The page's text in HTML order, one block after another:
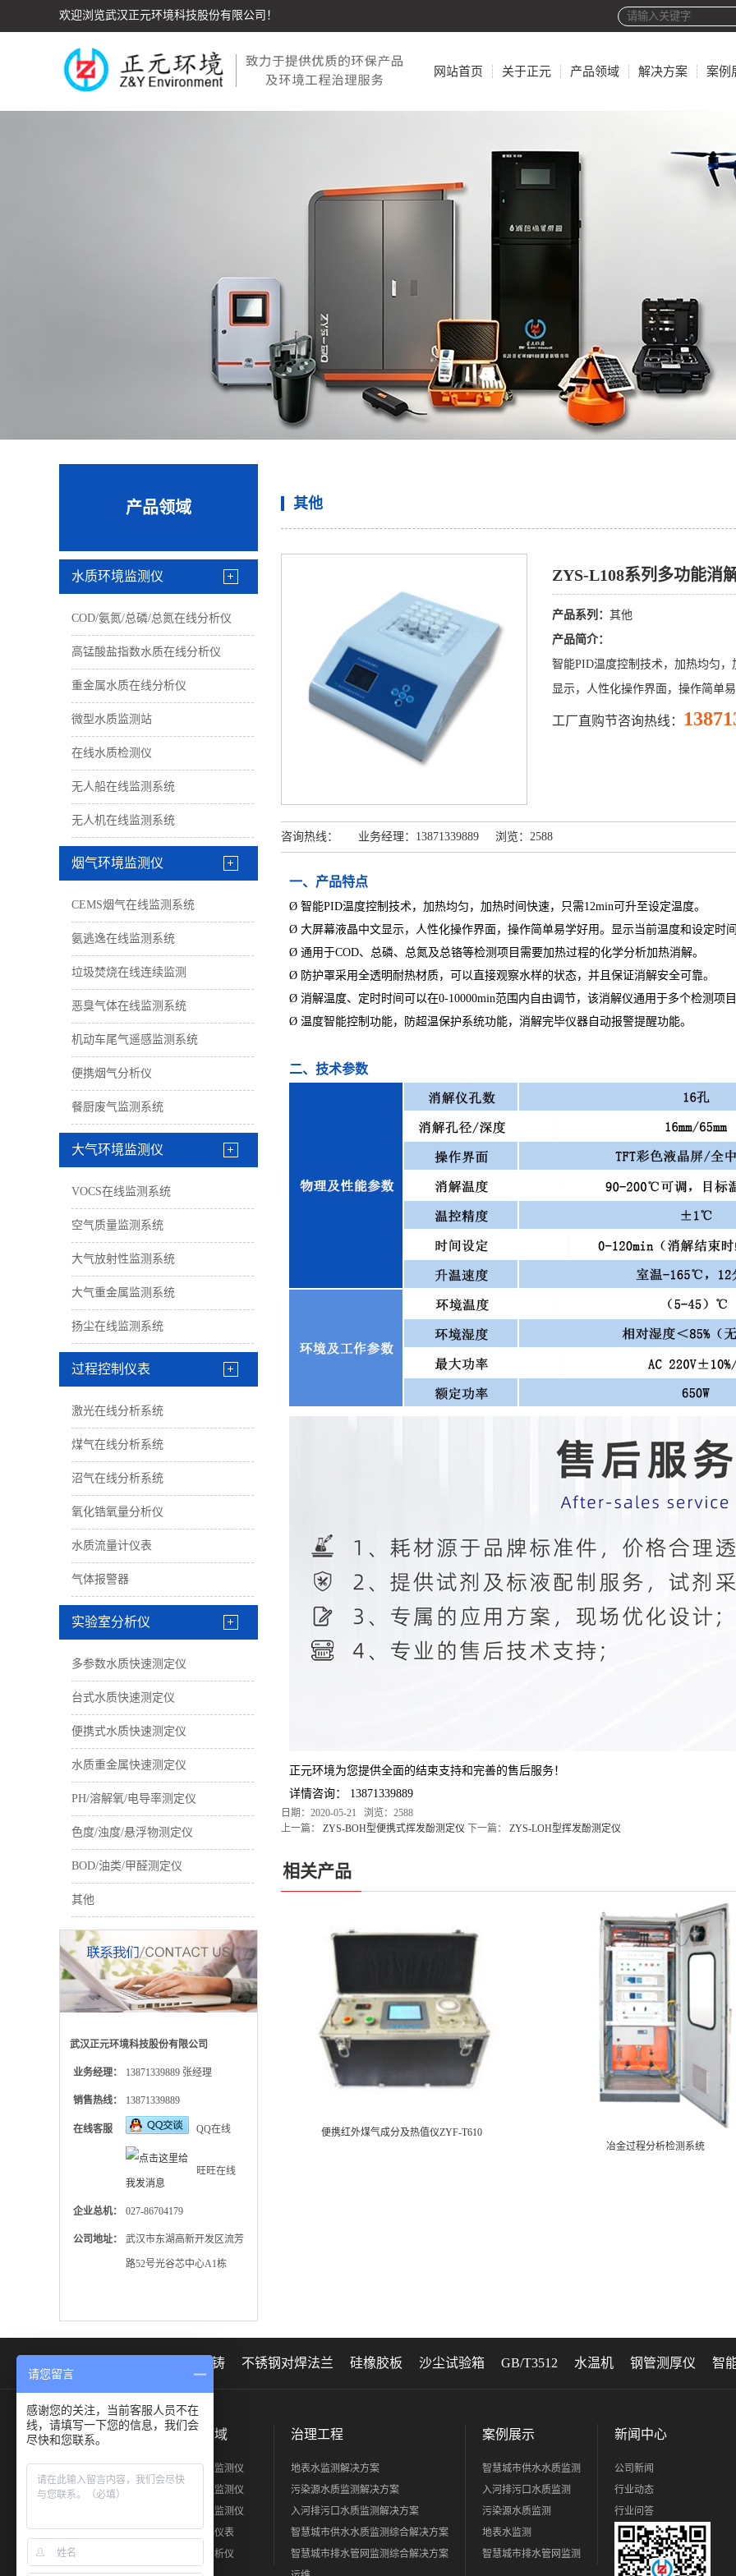
欢迎浏览武汉正元环境科技股份有限公司！
网站首页 关于正元 产品领域 解决方案 案例
产品领域
水质环境监测仪
COD/氨氮/总磷/总氮在线分析仪
高锰酸盐指数水质在线分析仪
重金属水质在线分析仪
微型水质监测站
在线水质检测仪
无人船在线监测系统
无人机在线监测系统
烟气环境监测仪
CEMS烟气在线监测系统
氨逃逸在线监测系统
垃圾焚烧在线连续监测
恶臭气体在线监测系统
机动车尾气遥感监测系统
便携烟气分析仪
餐厨废气监测系统
大气环境监测仪
VOCS在线监测系统
空气质量监测系统
大气放射性监测系统
大气重金属监测系统
扬尘在线监测系统
过程控制仪表
激光在线分析系统
煤气在线分析系统
沼气在线分析系统
氧化锆氧量分析仪
水质流量计仪表
气体报警器
实验室分析仪
多参数水质快速测定仪
台式水质快速测定仪
便携式水质快速测定仪
水质重金属快速测定仪
PH/溶解氧/电导率测定仪
色度/浊度/悬浮物测定仪
BOD/油类/甲醛测定仪
其他
武汉正元环境科技股份有限公司
业务经理： 13871339889 张经理
销售热线： 13871339889
在线客服 QQ在线
旺旺在线
企业总机： 027-86704179
公司地址： 武汉市东湖高新开发区流芳
路52号光谷芯中心A1栋
其他
ZYS-L108系列多功能消
产品系列： 其他
产品简介：
智能PID温度控制技术，加热均匀
显示，人性化操作界面，操作简单
工厂直购节咨询热线：
咨询热线： 业务经理：13871339889 浏览：2588
一、产品特点
Ø 智能PID温度控制技术，加热均匀，加热时间快速，只需12min可升至设定温度。
Ø 大屏幕液晶中文显示，人性化操作界面，操作简单易学好用。显示当前温度和设定时间
Ø 通用于COD、总磷、总氮及总铬等检测项目需要加热过程的化学分析加热消解。
Ø 防护罩采用全透明耐热材质，可以直接观察水样的状态，并且保证消解安全可靠。
Ø 消解温度、定时时间可以在0-10000min范围内自由调节，该消解仪通用于多个检测项目
Ø 温度智能控制功能，防超温保护系统功能，消解完毕仪器自动报警提醒功能。
二、技术参数
正元环境为您提供全面的结束支持和完善的售后服务！
详情咨询： 13871339889
日期：2020-05-21 浏览：2588
上一篇： ZYS-BOH型便携式挥发酚测定仪 下一篇： ZYS-LOH型挥发酚测定仪
相关产品
便携红外煤气成分及热值仪ZYF-T610
冶金过程分析检测系统
东莞锌合金压铸 不锈钢对焊法兰 硅橡胶板 沙尘试验箱 GB/T3512 水温机 钢管测厚仪 智
关于正元
工厂展示
人力资源
产品领域
水质环境监测仪
烟气环境监测仪
大气环境监测仪
过程控制仪表
实验室分析仪
治理工程
地表水监测解决方案
污染源水质监测解决方案
入河排污口水质监测解决方案
智慧城市供水水质监测综合解决方案
智慧城市排水管网监测综合解决方案
案例展示
智慧城市供水水质监测
入河排污口水质监测
污染源水质监测
地表水监测
智慧城市排水管网监测
新闻中心
公司新闻
行业动态
行业问答
请您留言
感谢您的关注，当前客服人员不在
线，请填写一下您的信息，我们会
尽快和您联系。